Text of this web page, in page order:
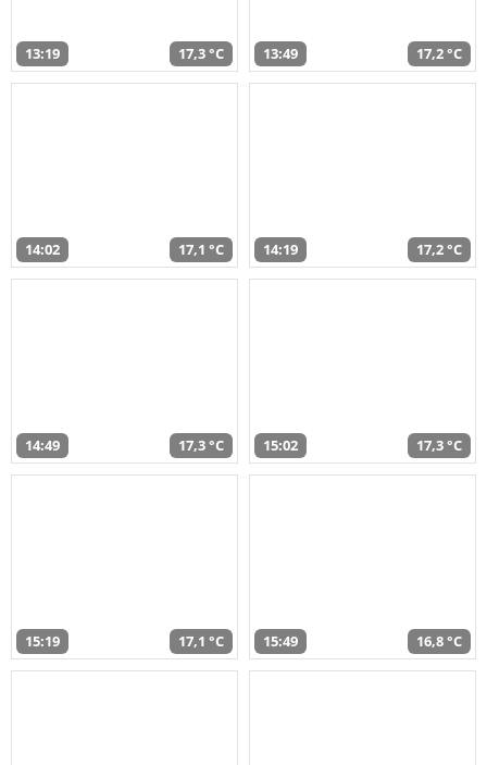
13:19 17,3 °C 13:49 17,2 °C
14:02 17,1 °C 14:19 17,2 °C
14:49 17,3 °C 15:02 17,3 °C
15:19 17,1 °C 15:49 16,8 °C